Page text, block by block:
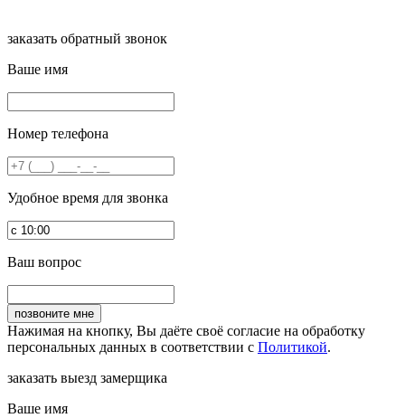
заказать обратный звонок
Ваше имя
Номер телефона
Удобное время для звонка
Ваш вопрос
Нажимая на кнопку, Вы даёте своё согласие на обработку
персональных данных в соответствии с Политикой.
заказать выезд замерщика
Ваше имя